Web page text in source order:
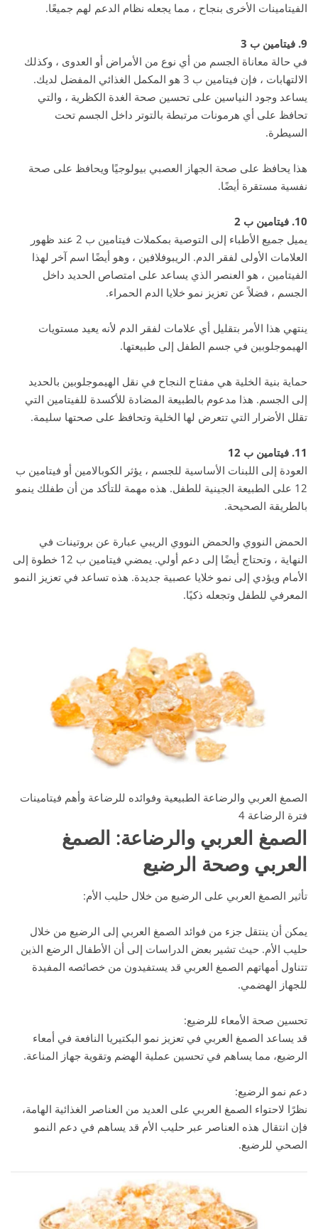
الفيتامينات الأخرى بنجاح ، مما يجعله نظام الدعم لهم جميعًا.
9. فيتامين ب 3
في حالة معاناة الجسم من أي نوع من الأمراض أو العدوى ، وكذلك
الالتهابات ، فإن فيتامين ب 3 هو المكمل الغذائي المفضل لديك.
يساعد وجود النياسين على تحسين صحة الغدة الكظرية ، والتي
تحافظ على أي هرمونات مرتبطة بالتوتر داخل الجسم تحت
السيطرة.
هذا يحافظ على صحة الجهاز العصبي بيولوجيًا ويحافظ على صحة
نفسية مستقرة أيضًا.
10. فيتامين ب 2
يميل جميع الأطباء إلى التوصية بمكملات فيتامين ب 2 عند ظهور
العلامات الأولى لفقر الدم. الريبوفلافين ، وهو أيضًا اسم آخر لهذا
الفيتامين ، هو العنصر الذي يساعد على امتصاص الحديد داخل
الجسم ، فضلاً عن تعزيز نمو خلايا الدم الحمراء.
ينتهي هذا الأمر بتقليل أي علامات لفقر الدم لأنه يعيد مستويات
الهيموجلوبين في جسم الطفل إلى طبيعتها.
حماية بنية الخلية هي مفتاح النجاح في نقل الهيموجلوبين بالحديد
إلى الجسم. هذا مدعوم بالطبيعة المضادة للأكسدة للفيتامين التي
تقلل الأضرار التي تتعرض لها الخلية وتحافظ على صحتها سليمة.
11. فيتامين ب 12
العودة إلى اللبنات الأساسية للجسم ، يؤثر الكوبالامين أو فيتامين ب
12 على الطبيعة الجينية للطفل. هذه مهمة للتأكد من أن طفلك ينمو
بالطريقة الصحيحة.
الحمض النووي والحمض النووي الريبي عبارة عن بروتينات في
النهاية ، وتحتاج أيضًا إلى دعم أولي. يمضي فيتامين ب 12 خطوة إلى
الأمام ويؤدي إلى نمو خلايا عصبية جديدة. هذه تساعد في تعزيز النمو
المعرفي للطفل وتجعله ذكيًا.
الصمغ العربي والرضاعة الطبيعية وفوائده للرضاعة وأهم فيتامينات
فترة الرضاعة 4
الصمغ العربي والرضاعة: الصمغ
العربي وصحة الرضيع
تأثير الصمغ العربي على الرضيع من خلال حليب الأم:
يمكن أن ينتقل جزء من فوائد الصمغ العربي إلى الرضيع من خلال
حليب الأم. حيث تشير بعض الدراسات إلى أن الأطفال الرضع الذين
تتناول أمهاتهم الصمغ العربي قد يستفيدون من خصائصه المفيدة
للجهاز الهضمي.
تحسين صحة الأمعاء للرضيع:
قد يساعد الصمغ العربي في تعزيز نمو البكتيريا النافعة في أمعاء
الرضيع، مما يساهم في تحسين عملية الهضم وتقوية جهاز المناعة.
دعم نمو الرضيع:
نظرًا لاحتواء الصمغ العربي على العديد من العناصر الغذائية الهامة،
فإن انتقال هذه العناصر عبر حليب الأم قد يساهم في دعم النمو
الصحي للرضيع.